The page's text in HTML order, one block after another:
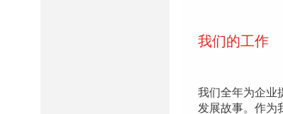
我们的工作
我们全年为企业
发展故事。作为